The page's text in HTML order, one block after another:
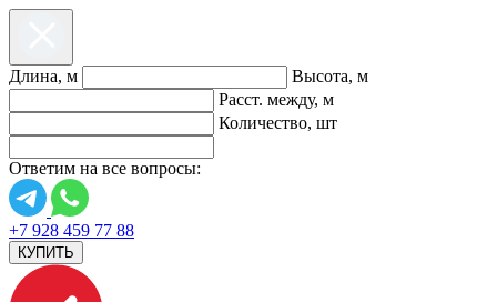
Длина, м
Высота, м
Расст. между, м
Количество, шт
Ответим на все вопросы:
+7 928 459 77 88
КУПИТЬ